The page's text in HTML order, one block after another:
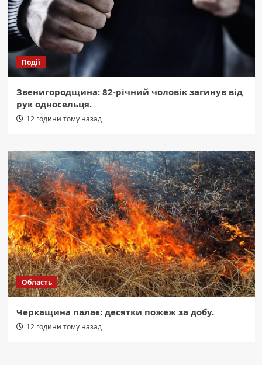
Події
Звенигородщина: 82-річний чоловік загинув від
рук односельця.
12 години тому назад
Область
Черкащина палає: десятки пожеж за добу.
12 години тому назад